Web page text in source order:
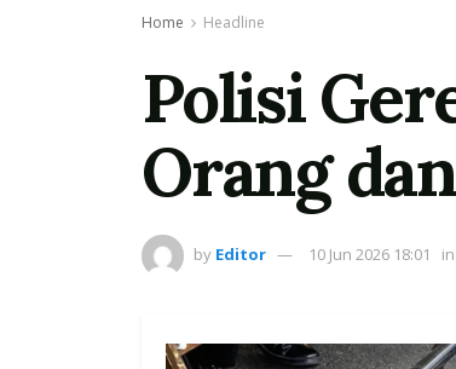
Home Headline
Polisi
Orang
by Editor 10 Jun 2026 18:01 in